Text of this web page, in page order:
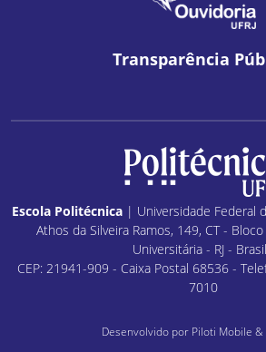
Transparência
Escola Politécnica | Universidade Federal
Athos da Silveira Ramos, 149, CT -
Universitária - RJ - Brasil
CEP: 21941-909 - Caixa Postal 68536 -
7010
Desenvolvido por Piloti Mobile